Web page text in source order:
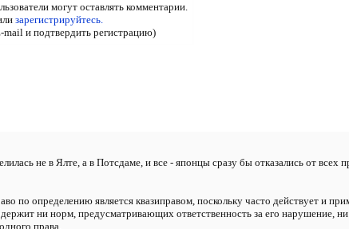
могут оставлять комментарии.
зарегистрируйтесь.
и подтвердить регистрацию)
не в Ялте, а в Потсдаме, и все - японцы сразу бы отказались от всех
определению является квазиправом, поскольку часто действует и
ни норм, предусматривающих ответственность за его нарушение,
права.